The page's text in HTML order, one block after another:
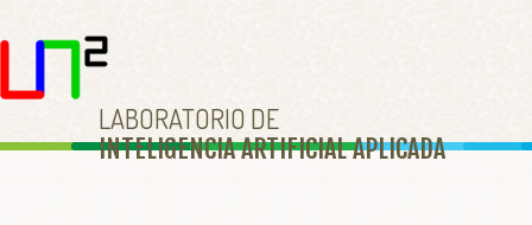
LABORATORIO DE
INTELIGENCIA ARTIFICIAL APLICADA